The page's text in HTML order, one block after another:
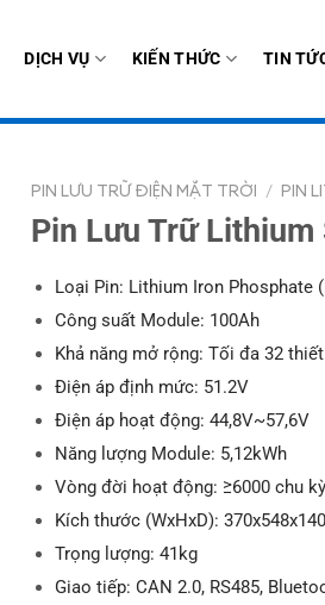
DỊCH VỤ KIẾN THỨC TIN
PIN LƯU TRỮ ĐIỆN MẶT TRỜI / PIN
Pin Lưu Trữ Lithium
Loại Pin: Lithium Iron Phosphate
Công suất Module: 100Ah
Khả năng mở rộng: Tối đa 32
Điện áp định mức: 51.2V
Điện áp hoạt động: 44,8V~57,6V
Năng lượng Module: 5,12kWh
Vòng đời hoạt động: ≥6000 chu
Kích thước (WxHxD):
Trọng lượng: 41kg
Giao tiếp: CAN 2.0, RS485,